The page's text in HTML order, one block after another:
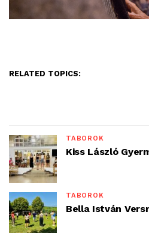
RELATED TOPICS:
TÁBOROK
Kiss László
TÁBOROK
Bella István